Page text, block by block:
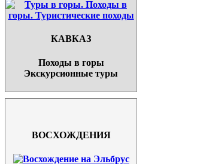
КАВКАЗ
Походы в горы
Экскурсионные туры
ВОСХОЖДЕНИЯ